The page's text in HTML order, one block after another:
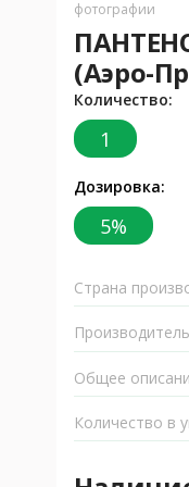
фотографии
(Аэро-
Количество:
1
Дозировка:
5%
Страна
Производитель
Общее
Количество в